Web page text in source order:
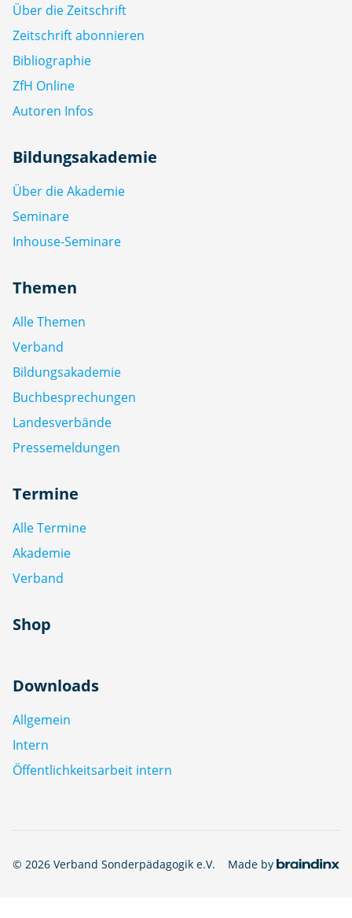
Über die Zeitschrift
Zeitschrift abonnieren
Bibliographie
ZfH Online
Autoren Infos
Bildungsakademie
Über die Akademie
Seminare
Inhouse-Seminare
Themen
Alle Themen
Verband
Bildungsakademie
Buchbesprechungen
Landesverbände
Pressemeldungen
Termine
Alle Termine
Akademie
Verband
Shop
Downloads
Allgemein
Intern
Öffentlichkeitsarbeit intern
© 2026 Verband Sonderpädagogik e.V. Made by